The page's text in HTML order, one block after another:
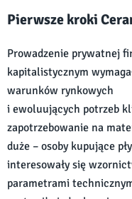
Pierwsze kroki
Prowadzenie prywatnej
kapitalistycznym
warunków rynkowych
i ewoluujących potrzeb
zapotrzebowanie na
duże – osoby kupujące
interesowały się
parametrami